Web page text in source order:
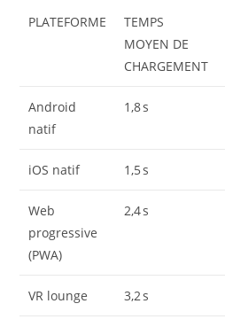
PLATEFORME
TEMPS
MOYEN DE
CHARGEMENT
Android
natif
1,8 s
iOS natif 1,5 s
Web
progressive
(PWA)
2,4 s
VR lounge 3,2 s